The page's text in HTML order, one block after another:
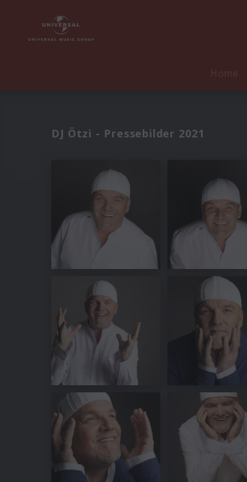
Home
DJ Ötzi - Pressebilder 2021